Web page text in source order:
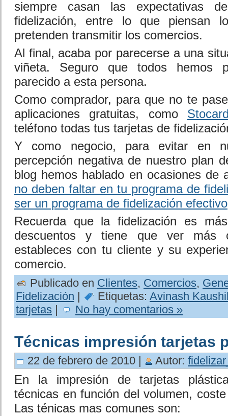
siempre casan las expectativas
fidelización, entre lo que piensan
pretenden transmitir los comercios.
Al final, acaba por parecerse a una
viñeta. Seguro que todos hemos
parecido a esta persona.
Como comprador, para que no te
aplicaciones gratuitas, como
teléfono todas tus tarjetas de
Y como negocio, para evitar en
percepción negativa de nuestro plan
blog hemos hablado en ocasiones de
no deben faltar en tu programa de
ser un programa de fidelización efectivo
Recuerda que la fidelización es
descuentos y tiene que ver más
estableces con tu cliente y su
comercio.
Publicado en Clientes, Comercios,
Fidelización
Etiquetas: Avinash
tarjetas
No hay comentarios »
Técnicas impresión tarjetas
22 de febrero de 2010 | Autor:
En la impresión de tarjetas
técnicas en función del volumen,
Las ténicas mas comunes son: